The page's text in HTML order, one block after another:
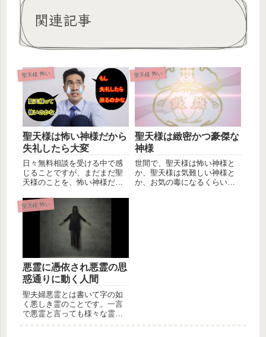
関連記事
聖天様 怖い
聖天様は怖い神様だから
失礼したら大変
日々無料相談を受ける中で感
じることですが、まだまだ聖
天様のことを、怖い神様だと
ようです...
聖天様 怖い
聖天様は緻密かつ豪傑な
神様
世間で、聖天様は怖い神様と
か、聖天様は気難しい神様と
か、お気の毒になるくらいの
聖天様 怖い
悪霊に憑依され悪霊の思
惑通りに動く人間
聖夫婦悪霊とは書いて字の如
く悪しき霊のことです。一言
で悪霊と言っても様々な霊が